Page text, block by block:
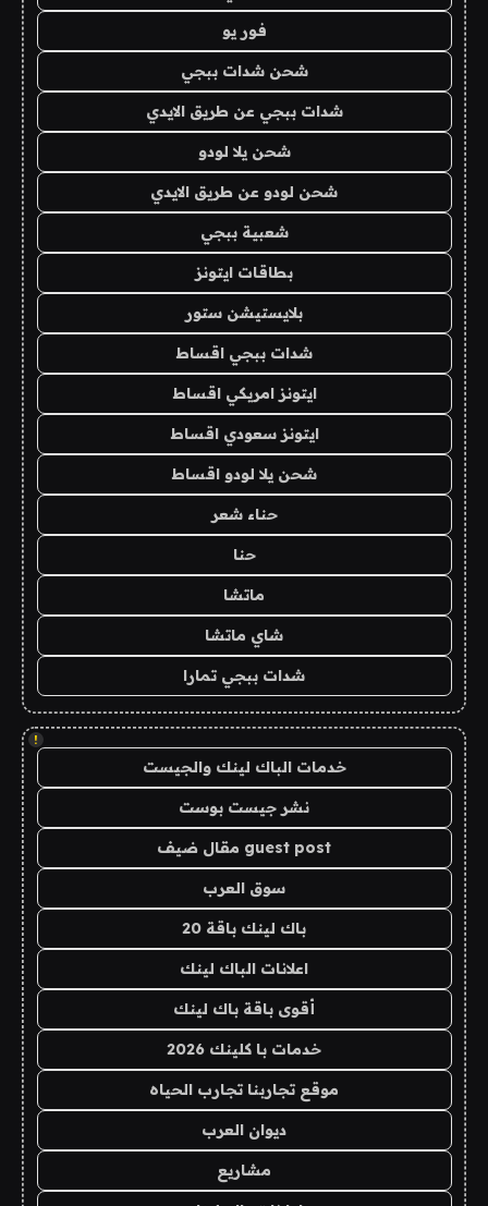
فور يو
شحن شدات ببجي
شدات ببجي عن طريق الايدي
شحن يلا لودو
شحن لودو عن طريق الايدي
شعبية ببجي
بطاقات ايتونز
بلايستيشن ستور
شدات ببجي اقساط
ايتونز امريكي اقساط
ايتونز سعودي اقساط
شحن يلا لودو اقساط
حناء شعر
حنا
ماتشا
شاي ماتشا
شدات ببجي تمارا
!
خدمات الباك لينك والجيست
نشر جيست بوست
guest post مقال ضيف
سوق العرب
باك لينك باقة 20
اعلانات الباك لينك
أقوى باقة باك لينك
خدمات با كلينك 2026
موقع تجاربنا تجارب الحياه
ديوان العرب
مشاريع